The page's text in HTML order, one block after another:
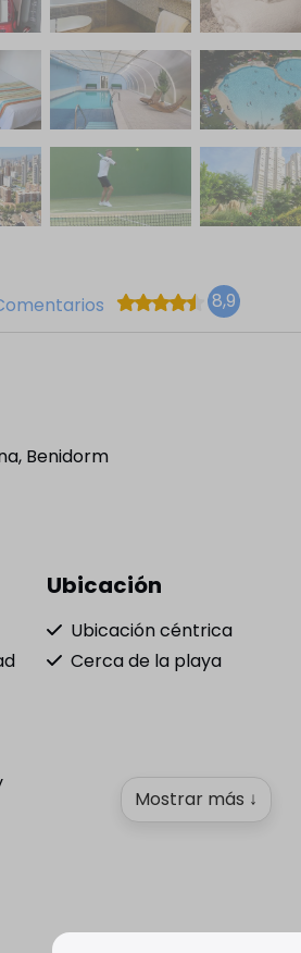
8,9
Benidorm
Ubicación
Ubicación céntrica
Cerca de la playa
Mostrar más ↓